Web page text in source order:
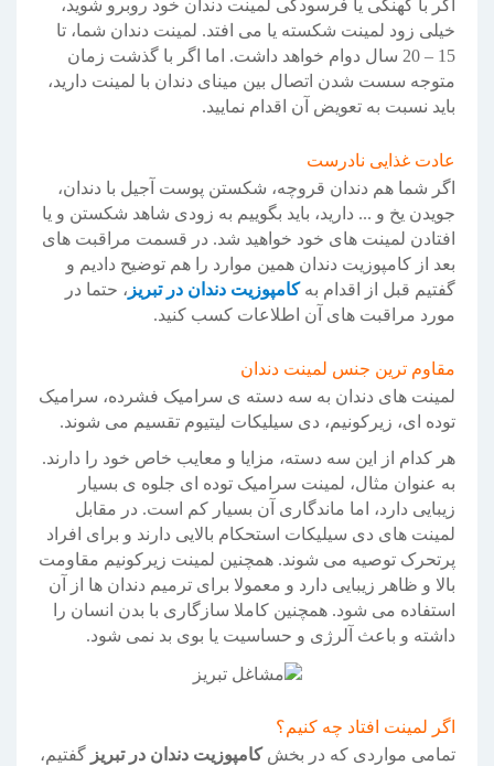
اگر با کهنگی یا فرسودگی لمینت دندان خود روبرو شوید،
خیلی زود لمینت شکسته یا می افتد. لمینت دندان شما، تا
15 – 20 سال دوام خواهد داشت. اما اگر با گذشت زمان
متوجه سست شدن اتصال بین مینای دندان با لمینت دارید،
باید نسبت به تعویض آن اقدام نمایید.
عادت غذایی نادرست
اگر شما هم دندان قروچه، شکستن پوست آجیل با دندان،
جویدن یخ و ... دارید، باید بگوییم به زودی شاهد شکستن و یا
افتادن لمینت های خود خواهید شد. در قسمت مراقبت های
بعد از کامپوزیت دندان همین موارد را هم توضیح دادیم و
گفتیم قبل از اقدام بهکامپوزیت دندان در تبریز ، حتما در
مورد مراقبت های آن اطلاعات کسب کنید.
مقاوم ترین جنس لمینت دندان
لمینت های دندان به سه دسته ی سرامیک فشرده، سرامیک
توده ای، زیرکونیم، دی سیلیکات لیتیوم تقسیم می شوند.
هر کدام از این سه دسته، مزایا و معایب خاص خود را دارند.
به عنوان مثال، لمینت سرامیک توده ای جلوه ی بسیار
زیبایی دارد، اما ماندگاری آن بسیار کم است. در مقابل
لمینت های دی سیلیکات استحکام بالایی دارند و برای افراد
پرتحرک توصیه می شوند. همچنین لمینت زیرکونیم مقاومت
بالا و ظاهر زیبایی دارد و معمولا برای ترمیم دندان ها از آن
استفاده می شود. همچنین کاملا سازگاری با بدن انسان را
داشته و باعث آلرژی و حساسیت یا بوی بد نمی شود.
اگر لمینت افتاد چه کنیم؟
تمامی مواردی که در بخشکامپوزیت دندان در تبریز گفتیم،